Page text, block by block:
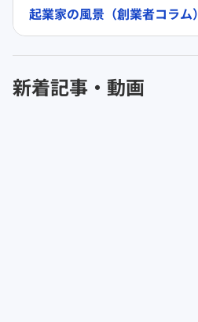
起業家の風景（創業者コラム）
新着記事・動画